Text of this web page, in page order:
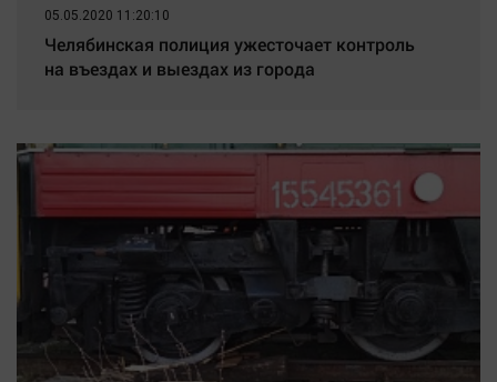
05.05.2020 11:20:10
Челябинская полиция ужесточает контроль
на въездах и выездах из города